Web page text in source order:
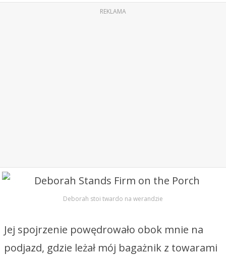
REKLAMA
Deborah stoi twardo na werandzie
Jej spojrzenie powędrowało obok mnie na
podjazd, gdzie leżał mój bagażnik z towarami